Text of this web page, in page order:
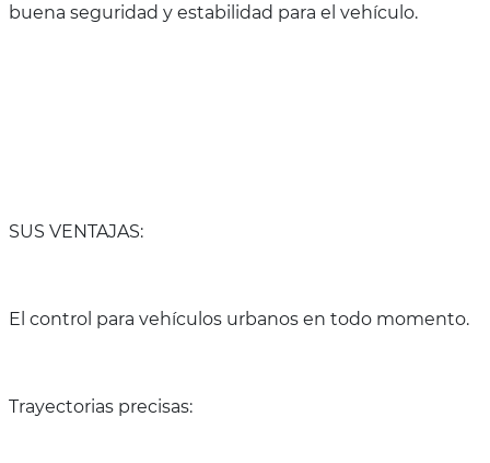
buena seguridad y estabilidad para el vehículo.
SUS VENTAJAS:
El control para vehículos urbanos en todo momento.
Trayectorias precisas: